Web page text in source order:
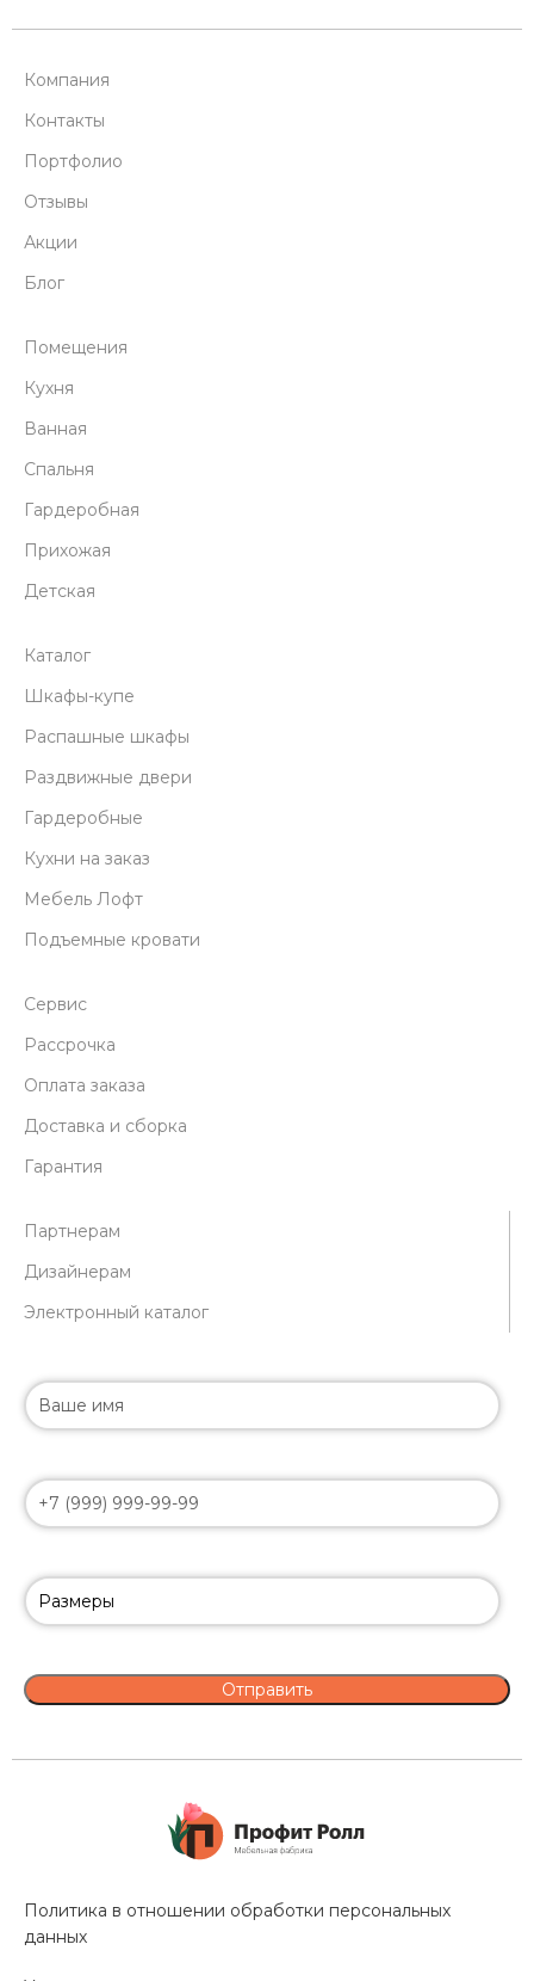
Компания
Контакты
Портфолио
Отзывы
Акции
Блог
Помещения
Кухня
Ванная
Спальня
Гардеробная
Прихожая
Детская
Каталог
Шкафы-купе
Распашные шкафы
Раздвижные двери
Гардеробные
Кухни на заказ
Мебель Лофт
Подъемные кровати
Сервис
Рассрочка
Оплата заказа
Доставка и сборка
Гарантия
Партнерам
Дизайнерам
Электронный каталог
Политика в отношении обработки персональных
данных